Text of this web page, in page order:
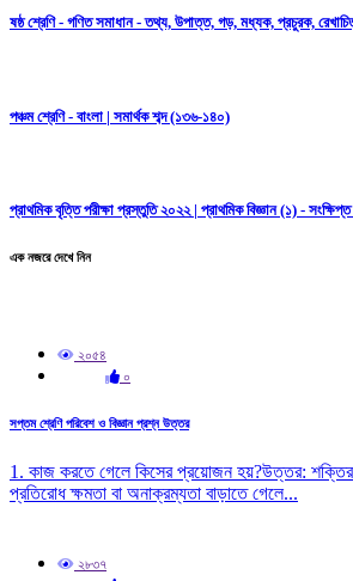
ষষ্ঠ শ্রেণি - গণিত সমাধান - তথ্য, উপাত্ত, গড়, মধ্যক, প্রচুরক,
পঞ্চম শ্রেণি - বাংলা | সমার্থক শব্দ (১৩৬-১৪০)
প্রাথমিক বৃত্তি পরীক্ষা প্রস্তুতি ২০২২ | প্রাথমিক বিজ্ঞান (১) -
এক নজরে দেখে নিন
২০৫৪
০
সপ্তম শ্রেণি পরিবেশ ও বিজ্ঞান প্রশ্ন উত্তর
1. কাজ করতে গেলে কিসের প্রয়োজন হয়?উত্তর:
প্রতিরোধ ক্ষমতা বা অনাক্রম্যতা বাড়াতে গেলে...
২৮৩৭